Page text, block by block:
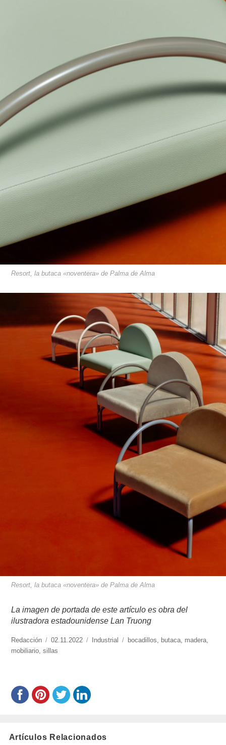
Resort, la butaca «noventera» de Palma de Alma
Resort, la butaca «noventera» de Palma de Alma
La imagen de portada de este artículo es obra del
ilustradora estadounidense Lan Truong
https://www.experimenta.es/author/redaccion/
Redacción
Publicado
el
02.11.2022 Categorías
Industrial Etiquetas
bocadillos, butaca, madera,
mobiliario,sillas
Artículos Relacionados